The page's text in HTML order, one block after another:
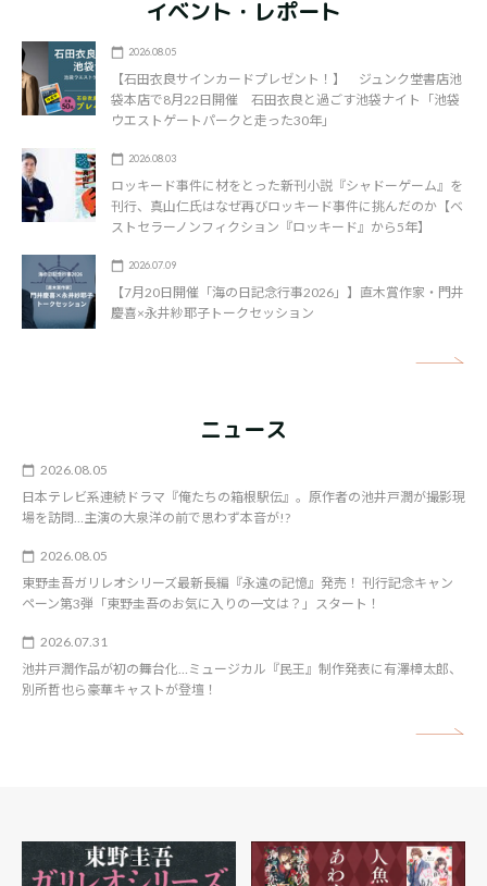
イベント・レポート
2026.08.05
【石田衣良サインカードプレゼント！】 ジュンク堂書店池
袋本店で8月22日開催 石田衣良と過ごす池袋ナイト「池袋
ウエストゲートパークと走った30年」
2026.08.03
ロッキード事件に材をとった新刊小説『シャドーゲーム』を
刊行、真山仁氏はなぜ再びロッキード事件に挑んだのか【ベ
ストセラーノンフィクション『ロッキード』から5年】
2026.07.09
【7月20日開催「海の日記念行事2026」】直木賞作家・門井
慶喜×永井紗耶子トークセッション
ニュース
2026.08.05
日本テレビ系連続ドラマ『俺たちの箱根駅伝』。原作者の池井戸潤が撮影現
場を訪問…主演の大泉洋の前で思わず本音が!?
2026.08.05
東野圭吾ガリレオシリーズ最新長編『永遠の記憶』発売！ 刊行記念キャン
ペーン第3弾「東野圭吾のお気に入りの一文は？」スタート！
2026.07.31
池井戸潤作品が初の舞台化…ミュージカル『民王』制作発表に有澤樟太郎、
別所哲也ら豪華キャストが登壇！